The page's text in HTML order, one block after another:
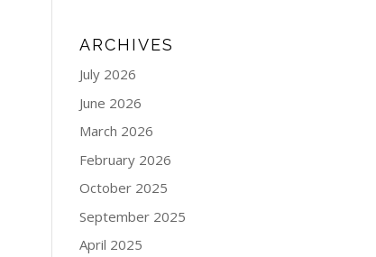
ARCHIVES
July 2026
June 2026
March 2026
February 2026
October 2025
September 2025
April 2025